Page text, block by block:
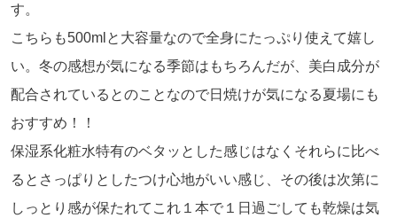
す。
こちらも500mlと大容量なので全身にたっぷり使えて嬉し
い。冬の感想が気になる季節はもちろんだが、美白成分が
配合されているとのことなので日焼けが気になる夏場にも
おすすめ！！
保湿系化粧水特有のベタッとした感じはなくそれらに比べ
るとさっぱりとしたつけ心地がいい感じ、その後は次第に
しっとり感が保たれてこれ１本で１日過ごしても乾燥は気